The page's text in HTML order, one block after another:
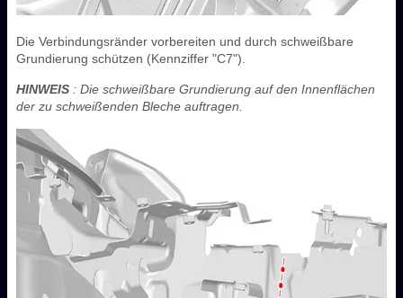
Die Verbindungsränder vorbereiten und durch schweißbare
Grundierung schützen (Kennziffer "C7").
HINWEIS : Die schweißbare Grundierung auf den Innenflächen
der zu schweißenden Bleche auftragen.